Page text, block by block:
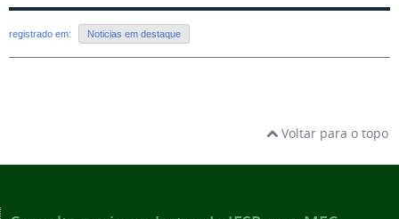
registrado em: Noticias em destaque
Voltar para o topo